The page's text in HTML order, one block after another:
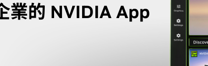
業的 NVIDIA App